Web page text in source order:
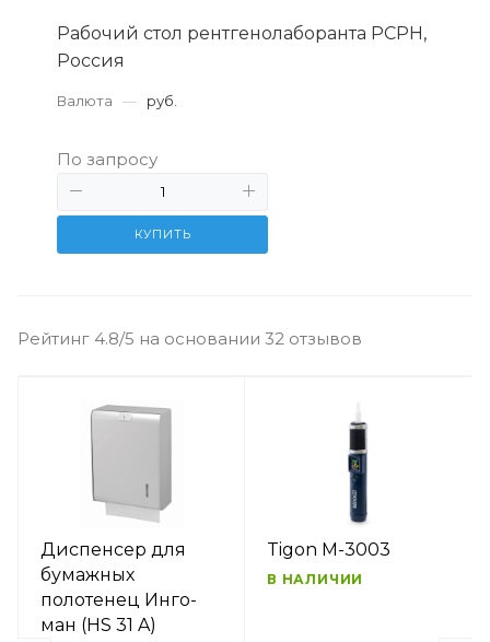
Рабочий стол рентгенолаборанта РСРН,
Россия
Валюта — руб.
По запросу
КУПИТЬ
Рейтинг 4.8/5 на основании 32 отзывов
Диспенсер для
бумажных
полотенец Инго-
ман (HS 31 A)
Tigon M-3003
В НАЛИЧИИ